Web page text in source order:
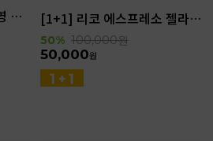
양즈깐루 메뉴 레시피 운영 세트 [1+1] 리코 에스프레소 젤라또 4kg(4.6L)
50% 100,000원
50,000원